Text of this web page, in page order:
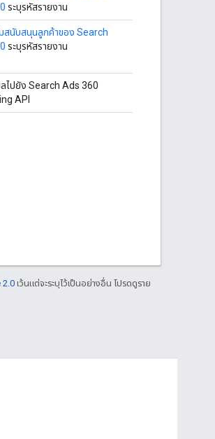
ระบุรหัสรายงาน
นับสนุนลูกค้าของ Search
ระบุรหัสรายงาน
ไปยัง Search Ads 360
API
2.0เว้นแต่จะระบุไว้เป็นอย่างอื่น โปรดดูราย